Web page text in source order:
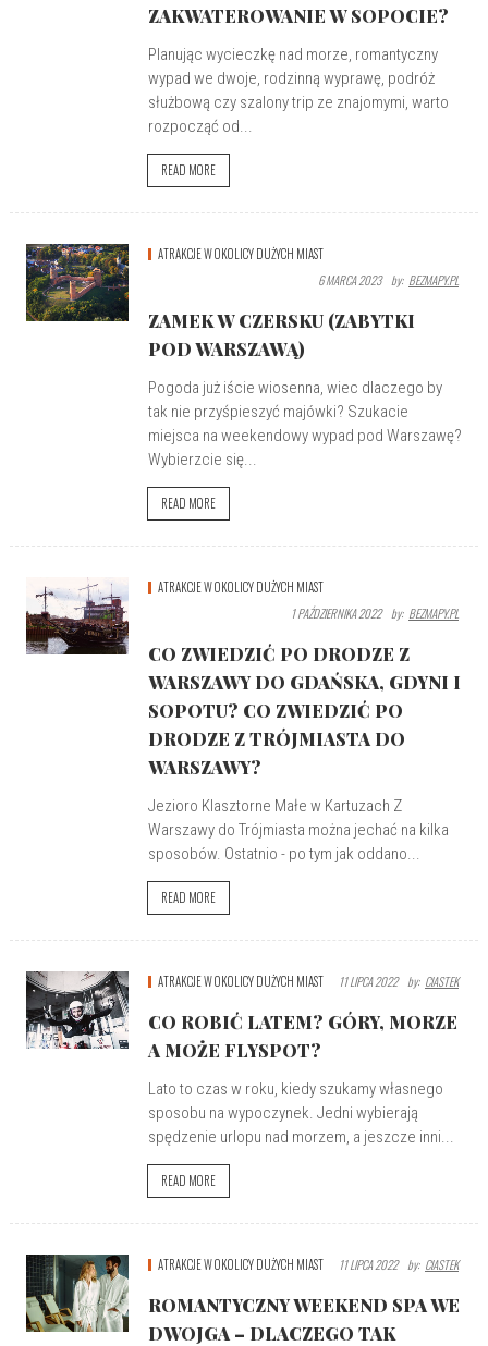
ZAKWATEROWANIE W SOPOCIE?
Planując wycieczkę nad morze, romantyczny
wypad we dwoje, rodzinną wyprawę, podróż
służbową czy szalony trip ze znajomymi, warto
rozpocząć od...
READ MORE
ATRAKCJE W OKOLICY DUŻYCH MIAST
6 MARCA 2023
By: BEZMAPY.PL
ZAMEK W CZERSKU (ZABYTKI
POD WARSZAWĄ)
Pogoda już iście wiosenna, wiec dlaczego by
tak nie przyśpieszyć majówki? Szukacie
miejsca na weekendowy wypad pod Warszawę?
Wybierzcie się...
READ MORE
ATRAKCJE W OKOLICY DUŻYCH MIAST
1 PAŹDZIERNIKA 2022
By: BEZMAPY.PL
CO ZWIEDZIĆ PO DRODZE Z
WARSZAWY DO GDAŃSKA, GDYNI I
SOPOTU? CO ZWIEDZIĆ PO
DRODZE Z TRÓJMIASTA DO
WARSZAWY?
Jezioro Klasztorne Małe w Kartuzach Z
Warszawy do Trójmiasta można jechać na kilka
sposobów. Ostatnio - po tym jak oddano...
READ MORE
ATRAKCJE W OKOLICY DUŻYCH MIAST 11 LIPCA 2022 By: CIASTEK
CO ROBIĆ LATEM? GÓRY, MORZE
A MOŻE FLYSPOT?
Lato to czas w roku, kiedy szukamy własnego
sposobu na wypoczynek. Jedni wybierają
spędzenie urlopu nad morzem, a jeszcze inni...
READ MORE
ATRAKCJE W OKOLICY DUŻYCH MIAST 11 LIPCA 2022 By: CIASTEK
ROMANTYCZNY WEEKEND SPA WE
DWOJGA – DLACZEGO TAK